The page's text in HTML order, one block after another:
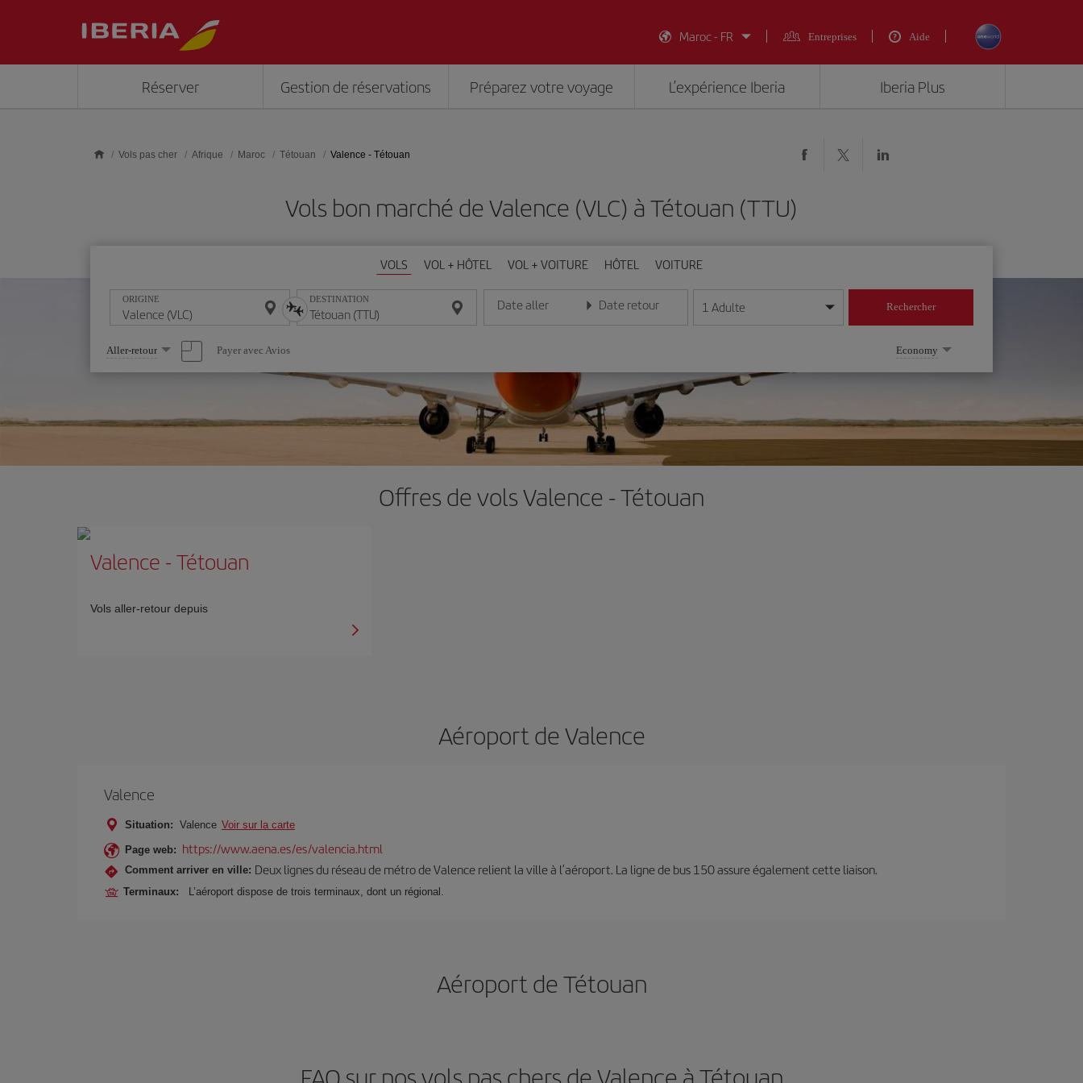
Maroc - FR
Entreprises Aide
Réserver Gestion de réservations Préparez votre voyage L’expérience Iberia Iberia Plus
Vols pas cher Afrique Maroc Tétouan Valence - Tétouan
Vols bon marché de Valence (VLC) à Tétouan (TTU)
VOLS VOL + HÔTEL VOL + VOITURE HÔTEL VOITURE
ORIGINE DESTINATION Date aller
Entrez la date au format jour/mois/année
Date retour
Entrez la date au format jour/mois/année
1 Adulte Rechercher
Sélectionnez
une
option
Aller-retour Payer avec Avios Economy
Offres de vols Valence - Tétouan
Valence -Tétouan
Vols aller-retour depuis
Aéroport de Valence
Valence
Situation: Valence Voir sur la carte
Page web: https://www.aena.es/es/valencia.html
Comment arriver en ville: Deux lignes du réseau de métro de Valence relient la ville à l’aéroport. La ligne de bus 150 assure également cette liaison.
Terminaux: L’aéroport dispose de trois terminaux, dont un régional.
Aéroport de Tétouan